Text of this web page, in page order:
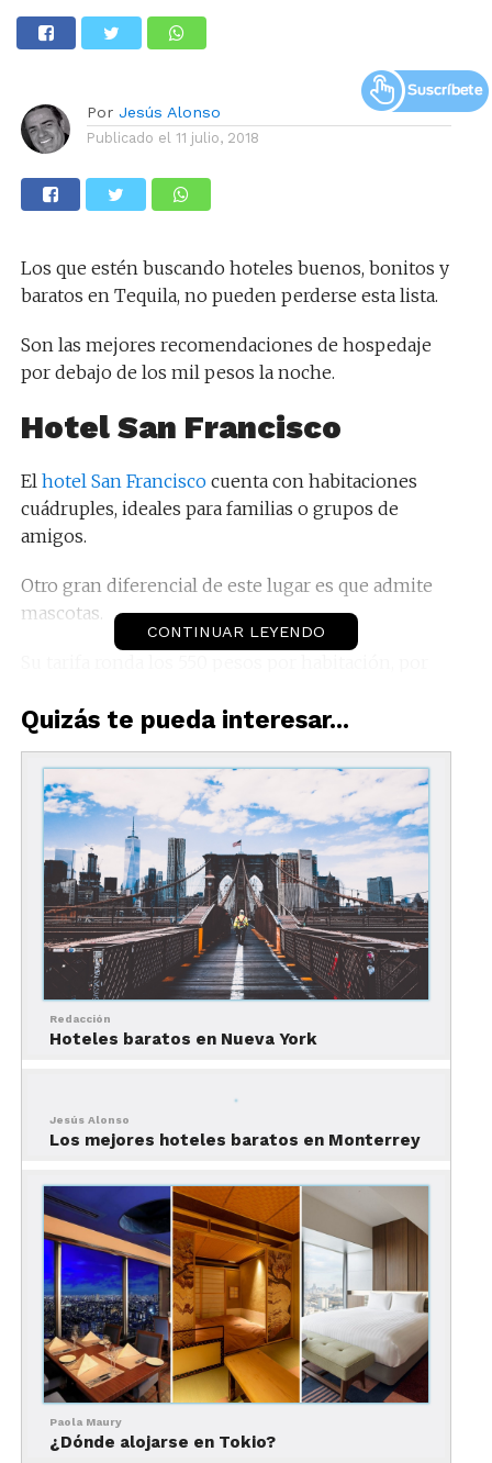
Por Jesús Alonso
Publicado el 11 julio, 2018
Los que estén buscando hoteles buenos, bonitos y
baratos en Tequila, no pueden perderse esta lista.
Son las mejores recomendaciones de hospedaje
por debajo de los mil pesos la noche.
Hotel San Francisco
El hotel San Franciscocuenta con habitaciones
cuádruples, ideales para familias o grupos de
amigos.
Otro gran diferencial de este lugar es que admite
mascotas.
Todos los cuartos cuentan con TV con canales por
cable y baño privado con ducha.
Se encuentra ubicado en el número 10 de la calle
Vallarta Vallarta y su teléfono es el (01374) 742-1757.
Cerca del hotel se encuentran atractivos como los
museos Los Abuelos y el Nacional del Tequila, así
como la galería La Damajuana.
Foto: Booking.com
La Rienda Misión Tequillan
Se encuentra a tres minutos a pie de la catedral de
Santiago Apóstol, en el centro de Tequila.
CONTINUAR LEYENDO
Quizás te pueda interesar...
Redacción
Hoteles baratos en Nueva York
Jesús Alonso
Los mejores hoteles baratos en Monterrey
Paola Maury
¿Dónde alojarse en Tokio?